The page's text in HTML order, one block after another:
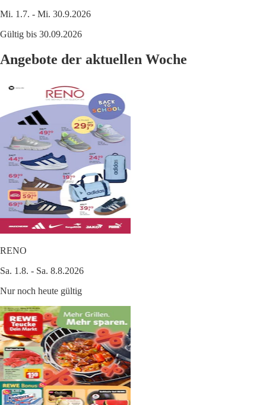
Mi. 1.7. - Mi. 30.9.2026
Gültig bis 30.09.2026
Angebote der aktuellen Woche
RENO
Sa. 1.8. - Sa. 8.8.2026
Nur noch heute gültig